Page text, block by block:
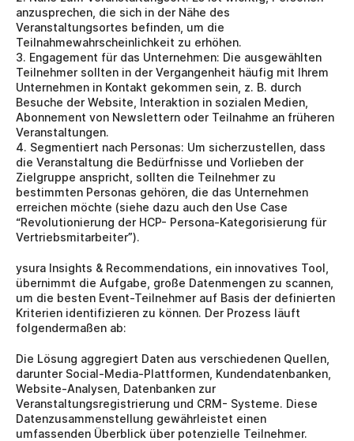
anzusprechen, die sich in der Nähe des
Veranstaltungsortes befinden, um die
Teilnahmewahrscheinlichkeit zu erhöhen.
3. Engagement für das Unternehmen: Die ausgewählten
Teilnehmer sollten in der Vergangenheit häufig mit Ihrem
Unternehmen in Kontakt gekommen sein, z. B. durch
Besuche der Website, Interaktion in sozialen Medien,
Abonnement von Newslettern oder Teilnahme an früheren
Veranstaltungen.
4. Segmentiert nach Personas: Um sicherzustellen, dass
die Veranstaltung die Bedürfnisse und Vorlieben der
Zielgruppe anspricht, sollten die Teilnehmer zu
bestimmten Personas gehören, die das Unternehmen
erreichen möchte (siehe dazu auch den Use Case
“Revolutionierung der HCP- Persona-Kategorisierung für
Vertriebsmitarbeiter”).
ysura Insights & Recommendations, ein innovatives Tool,
übernimmt die Aufgabe, große Datenmengen zu scannen,
um die besten Event-Teilnehmer auf Basis der definierten
Kriterien identifizieren zu können. Der Prozess läuft
folgendermaßen ab:
Die Lösung aggregiert Daten aus verschiedenen Quellen,
darunter Social-Media-Plattformen, Kundendatenbanken,
Website-Analysen, Datenbanken zur
Veranstaltungsregistrierung und CRM- Systeme. Diese
Datenzusammenstellung gewährleistet einen
umfassenden Überblick über potenzielle Teilnehmer.